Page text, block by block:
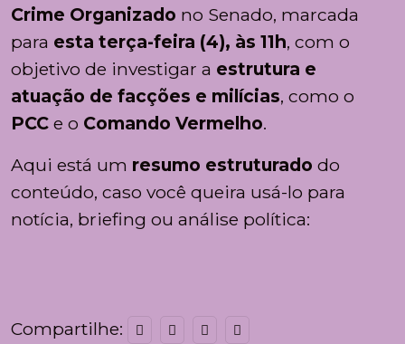
Crime Organizado no Senado, marcada
para esta terça-feira (4), às 11h, com o
objetivo de investigar a estrutura e
atuação de facções e milícias, como o
PCC e o Comando Vermelho.
Aqui está um resumo estruturado do
conteúdo, caso você queira usá-lo para
notícia, briefing ou análise política:
Compartilhe: